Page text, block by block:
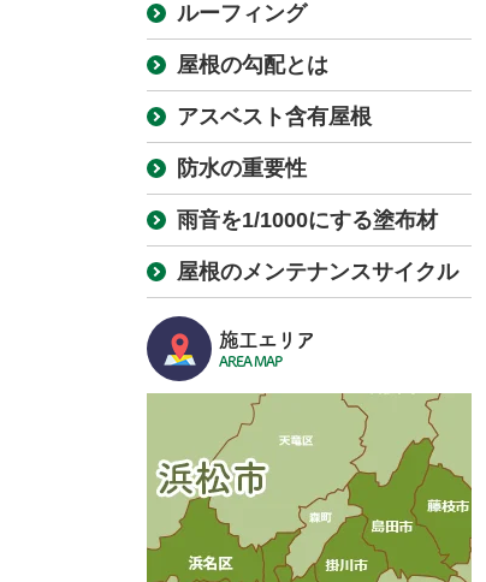
ルーフィング
屋根の勾配とは
アスベスト含有屋根
防水の重要性
雨音を1/1000にする塗布材
屋根のメンテナンスサイクル
施工エリア
AREA MAP